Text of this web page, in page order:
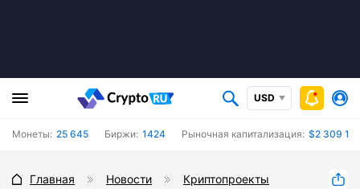
USD
Монеты: 25 645 Биржи: 1424 Рыночная капитализация: $2 309
Главная Новости Криптопроекты